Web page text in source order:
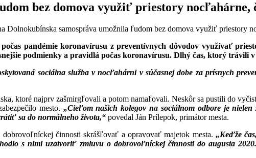
bez domova využiť priestory
Dolnokubínska samospráva umožnila ľudom bez domova využiť priestory
pandémie koronavírusu z preventívnych dôvodov využívať
podmienky a pravidlá počas koronavírusu. Dlhý čas, ktorý
sociálna služba v nocľahárni v súčasnej dobe za prísnych
ktoré najprv zašmirgľovali a potom namaľovali. Neskôr sa pustili do
mesto. „Cieľom našich kolegov na sociálnom odbore je
sa do normálneho života,“ povedal Ján Prílepok, primátor mesta.
činnosti skrášľovať a opravovať majetok mesta.„Keďže
s nimi uzatvoriť zmluvu o dobrovoľníckej činnosti do augusta